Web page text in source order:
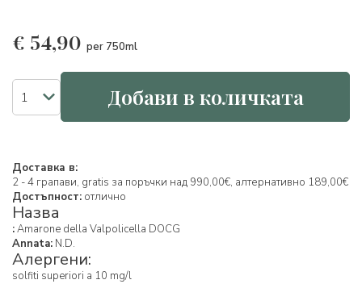
€ 54,90 per 750ml
Добави в количката
Доставка в:
2 - 4 грапави, gratis за поръчки над 990,00€, алтернативно 189,00€
Достъпност: отлично
Назва
:Amarone della Valpolicella DOCG
Annata: N.D.
Алергени:
solfiti superiori a 10 mg/l